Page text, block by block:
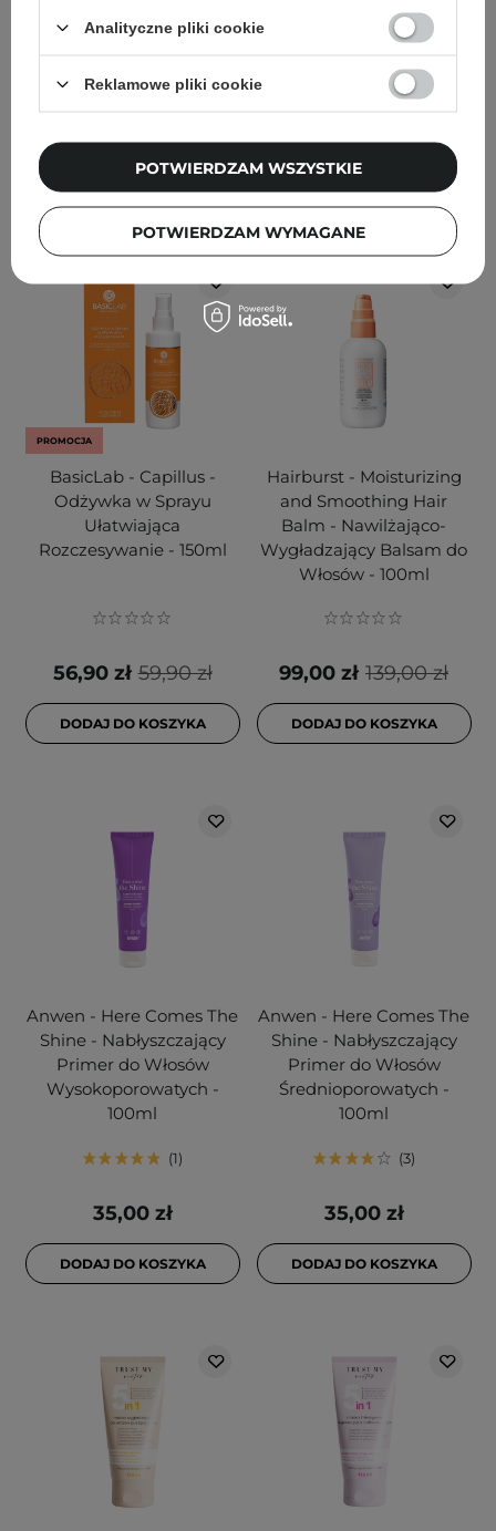
Grubych - 250ml
Porowatości - 200ml
4
PROMOCJA
BasicLab - Capillus -
Odżywka w Sprayu
Ułatwiająca
Rozczesywanie - 150ml
59,90 zł
56,90 zł
DODAJ DO KOSZYKA
Hairburst - Moisturizing
and Smoothing Hair
Balm - Nawilżająco-
Wygładzający Balsam do
Włosów - 100ml
139,00 zł
99,00 zł
DODAJ DO KOSZYKA
Anwen - Here Comes The
Shine - Nabłyszczający
Primer do Włosów
Wysokoporowatych -
100ml
1
35,00 zł
DODAJ DO KOSZYKA
Anwen - Here Comes The
Shine - Nabłyszczający
Primer do Włosów
Średnioporowatych -
100ml
3
35,00 zł
DODAJ DO KOSZYKA
Analityczne pliki cookie
Reklamowe pliki cookie
POTWIERDZAM WYMAGANE
POTWIERDZAM WSZYSTKIE